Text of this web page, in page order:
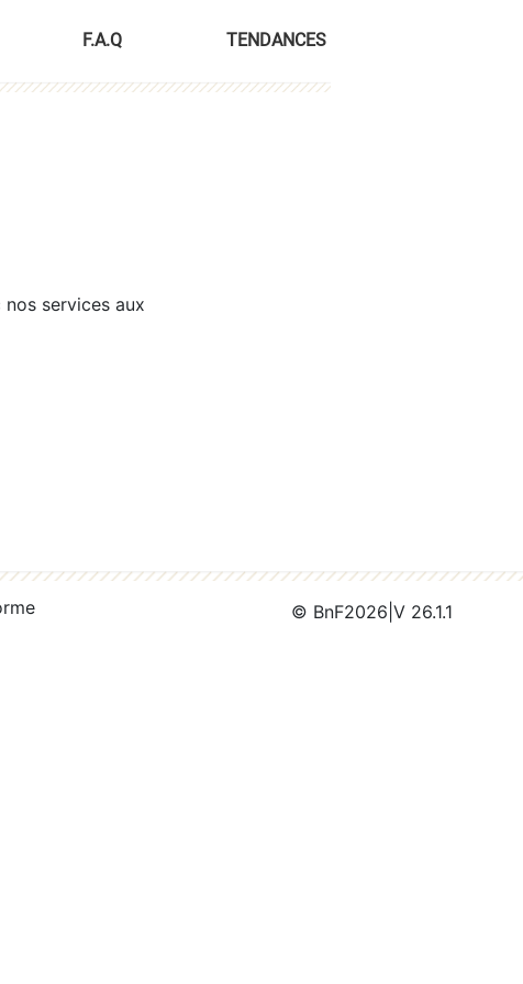
F.A.Q TENDANCES
services aux
© BnF2026 V 26.1.1